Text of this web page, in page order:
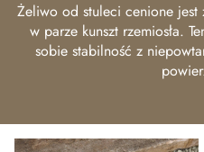
Żeliwo od stuleci cenione jest
w parze kunszt rzemiosła.
sobie stabilność z